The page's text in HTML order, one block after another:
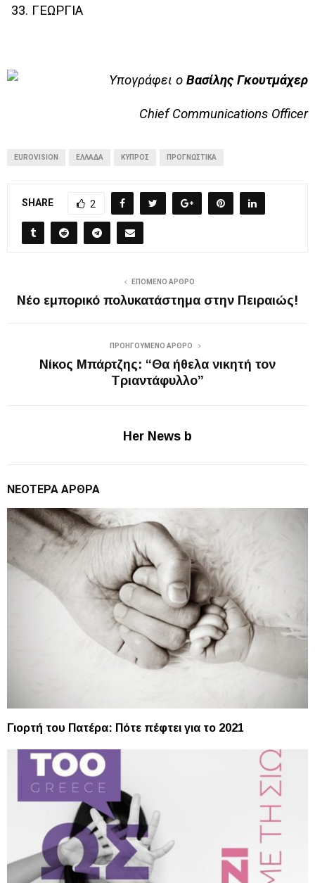
ΓΕΩΡΓΙΑ
Υπογράφει ο Βασίλης Γκουτμάχερ
Chief Communications Officer
EUROVISION ΕΛΛΆΔΑ ΚΎΠΡΟΣ ΠΡΟΓΝΩΣΤΙΚΆ
SHARE 2
ΕΠΌΜΕΝΟ ΆΡΘΡΟ
Νέο εμπορικό πολυκατάστημα στην Πειραιώς!
ΠΡΟΗΓΟΎΜΕΝΟ ΆΡΘΡΟ
Νίκος Μπάρτζης: “Θα ήθελα νικητή τον
Τριαντάφυλλο”
Her News b
ΝΕΌΤΕΡΑ ΆΡΘΡΑ
Γιορτή του Πατέρα: Πότε πέφτει για το 2021